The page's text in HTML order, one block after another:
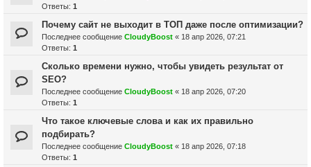
Ответы: 1
Почему сайт не выходит в ТОП даже после оптимизации?
Последнее сообщение CloudyBoost « 18 апр 2026, 07:21
Ответы: 1
Сколько времени нужно, чтобы увидеть результат от
SEO?
Последнее сообщение CloudyBoost « 18 апр 2026, 07:20
Ответы: 1
Что такое ключевые слова и как их правильно
подбирать?
Последнее сообщение CloudyBoost « 18 апр 2026, 07:18
Ответы: 1